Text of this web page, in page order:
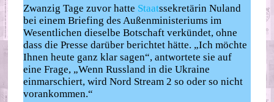
Zwanzig Tage zuvor hatte Staatssekretärin Nuland
bei einem Briefing des Außenministeriums im
Wesentlichen dieselbe Botschaft verkündet, ohne
dass die Presse darüber berichtet hätte. „Ich möchte
Ihnen heute ganz klar sagen“, antwortete sie auf
eine Frage, „Wenn Russland in die Ukraine
einmarschiert, wird Nord Stream 2 so oder so nicht
vorankommen.“